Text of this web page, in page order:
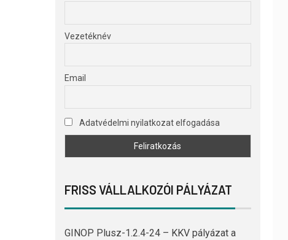
Vezetéknév
Email
Adatvédelmi nyilatkozat elfogadása
FRISS VÁLLALKOZÓI PÁLYÁZAT
GINOP Plusz-1.2.4-24 – KKV pályázat a